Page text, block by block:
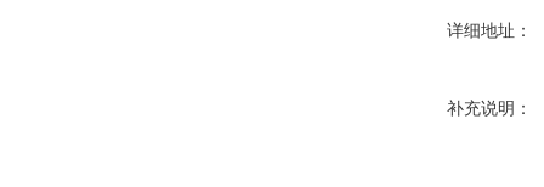
详细地址：
补充说明：